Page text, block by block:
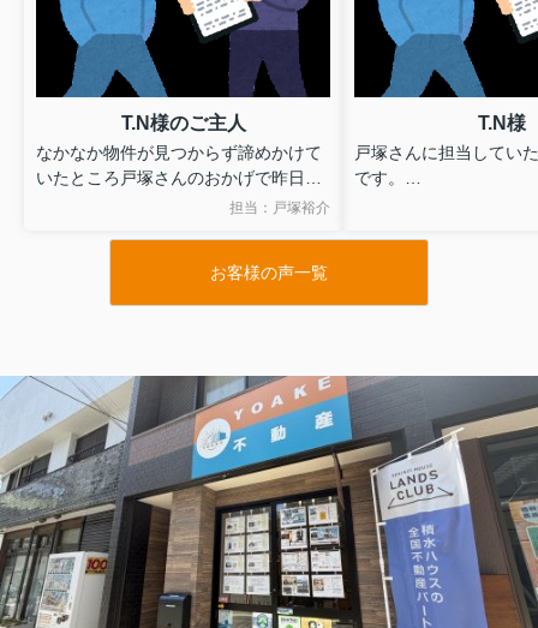
T.N様のご主人
なかなか物件が見つからず諦めかけて
いたところ戸塚さんのおかげで昨日の
物件に入居することができました。
担当：戸塚裕介
T.N様
戸塚さんに担当してい
です。
また終始親身にご対応
心より感謝しておりま
このたびは本当にあり
した。
また機会がございまし
しくお願いいたします。
お客様の声一覧